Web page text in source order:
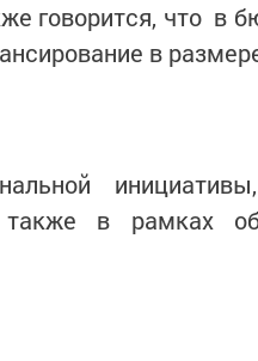
говорится, что в
в
также в рамках